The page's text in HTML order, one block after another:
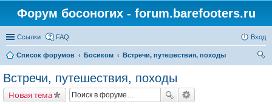
Форум босоногих - forum.barefooters.ru
Ссылки FAQ Вход
Список форумов Босиком
Встречи, путешествия, походы
Встречи, путешествия, походы
Новая тема